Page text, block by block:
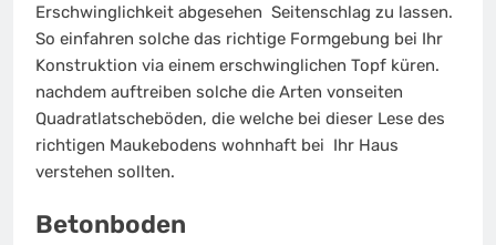
Erschwinglichkeit abgesehen Seitenschlag zu lassen.
So einfahren solche das richtige Formgebung bei Ihr
Konstruktion via einem erschwinglichen Topf küren.
nachdem auftreiben solche die Arten vonseiten
Quadratlatscheböden, die welche bei dieser Lese des
richtigen Maukebodens wohnhaft bei Ihr Haus
verstehen sollten.
Betonboden